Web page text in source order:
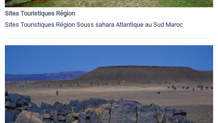
Sites Touristiques Région
Sites Touristiques Région Souss sahara Atlantique au Sud Maroc